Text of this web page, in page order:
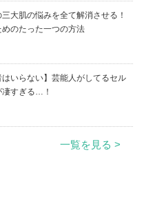
大肌の悩みを全て解消させる！
のたった一つの方法
はいらない】芸能人がしてるセル
凄すぎる…！
一覧を見る >